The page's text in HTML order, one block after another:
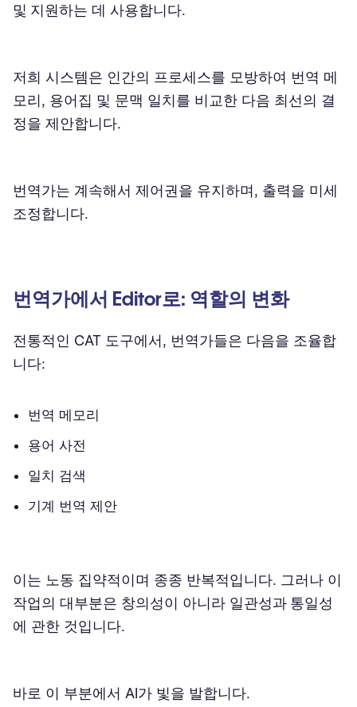
및 지원하는 데 사용합니다.
저희 시스템은 인간의 프로세스를 모방하여 번역 메
모리, 용어집 및 문맥 일치를 비교한 다음 최선의 결
정을 제안합니다.
번역가는 계속해서 제어권을 유지하며, 출력을 미세
조정합니다.
번역가에서 Editor로: 역할의 변화
전통적인 CAT 도구에서, 번역가들은 다음을 조율합
니다:
번역 메모리
용어 사전
일치 검색
기계 번역 제안
이는 노동 집약적이며 종종 반복적입니다. 그러나 이
작업의 대부분은 창의성이 아니라 일관성과 통일성
에 관한 것입니다.
바로 이 부분에서 AI가 빛을 발합니다.